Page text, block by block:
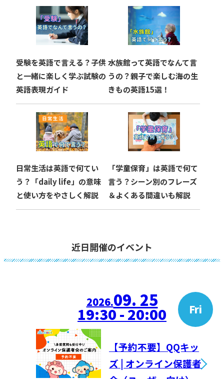
受験を英語で言える？子供
と一緒に楽しく学ぶ試験の
英語表現ガイド
水族館って英語でなんて言
うの？親子で楽しむ海の生
きもの英語15選！
日常生活は英語で何てい
う？「daily life」の意味
と使い方をやさしく解説
「学童保育」は英語で何て
言う？シーン別のフレーズ
＆よくある間違いも解説
近日開催のイベント
2026.09. 25 Fri
19:30 - 20:00
【予約不要】QQキッ
ズ | オンライン保護者